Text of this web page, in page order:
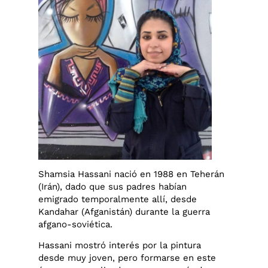
Shamsia Hassani nació en 1988 en Teherán
(Irán), dado que sus padres habían
emigrado temporalmente allí, desde
Kandahar (Afganistán) durante la guerra
afgano-soviética.
Hassani mostró interés por la pintura
desde muy joven, pero formarse en este